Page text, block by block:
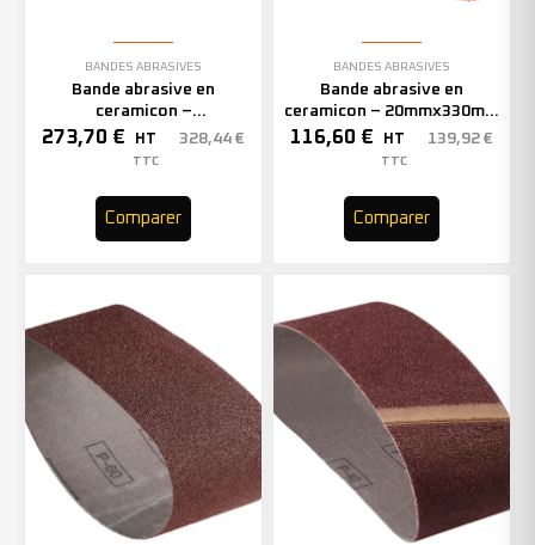
BANDES ABRASIVES
Bande abrasive en
ceramicon –
150mmx2000mm – Grain 40
– 305969 (x10)
273,70 € HT 328,44 €
TTC
Comparer
BANDES ABRASIVES
Bande abrasive en
ceramicon – 20mmx330mm
– Grain 40 – 333005 (x50)
116,60 € HT 139,92 €
TTC
Comparer